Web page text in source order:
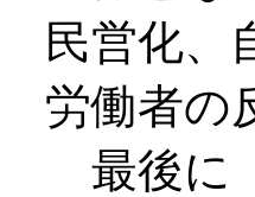
民営化、
労働者の
最後に